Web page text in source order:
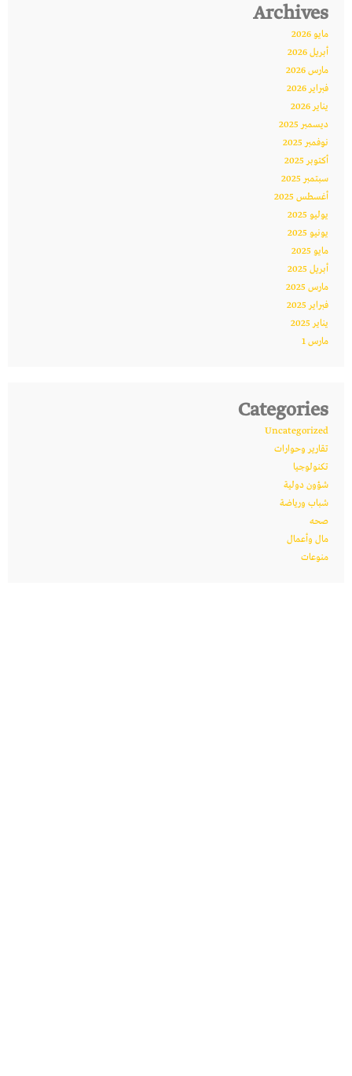
Archives
مايو 2026
أبريل 2026
مارس 2026
فبراير 2026
يناير 2026
ديسمبر 2025
نوفمبر 2025
أكتوبر 2025
سبتمبر 2025
أغسطس 2025
يوليو 2025
يونيو 2025
مايو 2025
أبريل 2025
مارس 2025
فبراير 2025
يناير 2025
مارس 1
Categories
Uncategorized
تقارير وحوارات
تكنولوجيا
شؤون دولية
شباب ورياضة
صحه
مال وأعمال
منوعات